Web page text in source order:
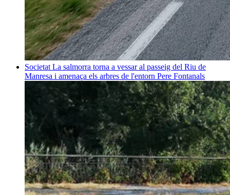
Societat La salmorra torna a vessar al passeig del Riu de
Manresa i amenaça els arbres de l'entorn Pere Fontanals